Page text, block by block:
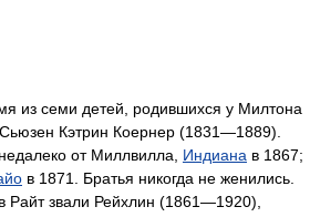
из семи детей, родившихся у Милтона
Кэтрин Коернер (1831—1889).
от Миллвилла, Индиана в 1867;
в 1871. Братья никогда не женились.
Райт звали Рейхлин (1861—1920),